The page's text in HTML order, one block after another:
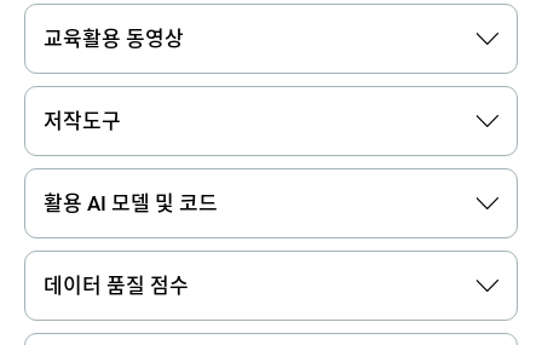
교육활용 동영상
저작도구
활용 AI 모델 및 코드
데이터 품질 점수